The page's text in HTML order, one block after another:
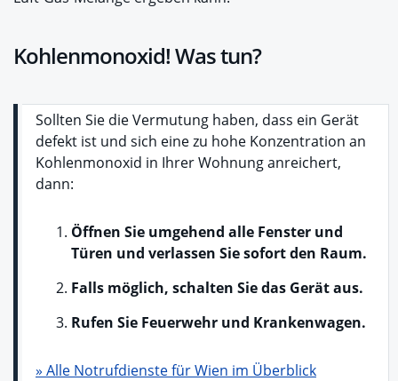
Kohlenmonoxid! Was tun?
Sollten Sie die Vermutung haben, dass ein Gerät
defekt ist und sich eine zu hohe Konzentration an
Kohlenmonoxid in Ihrer Wohnung anreichert,
dann:
Öffnen Sie umgehend alle Fenster und
Türen und verlassen Sie sofort den Raum.
Falls möglich, schalten Sie das Gerät aus.
Rufen Sie Feuerwehr und Krankenwagen.
» Alle Notrufdienste für Wien im Überblick